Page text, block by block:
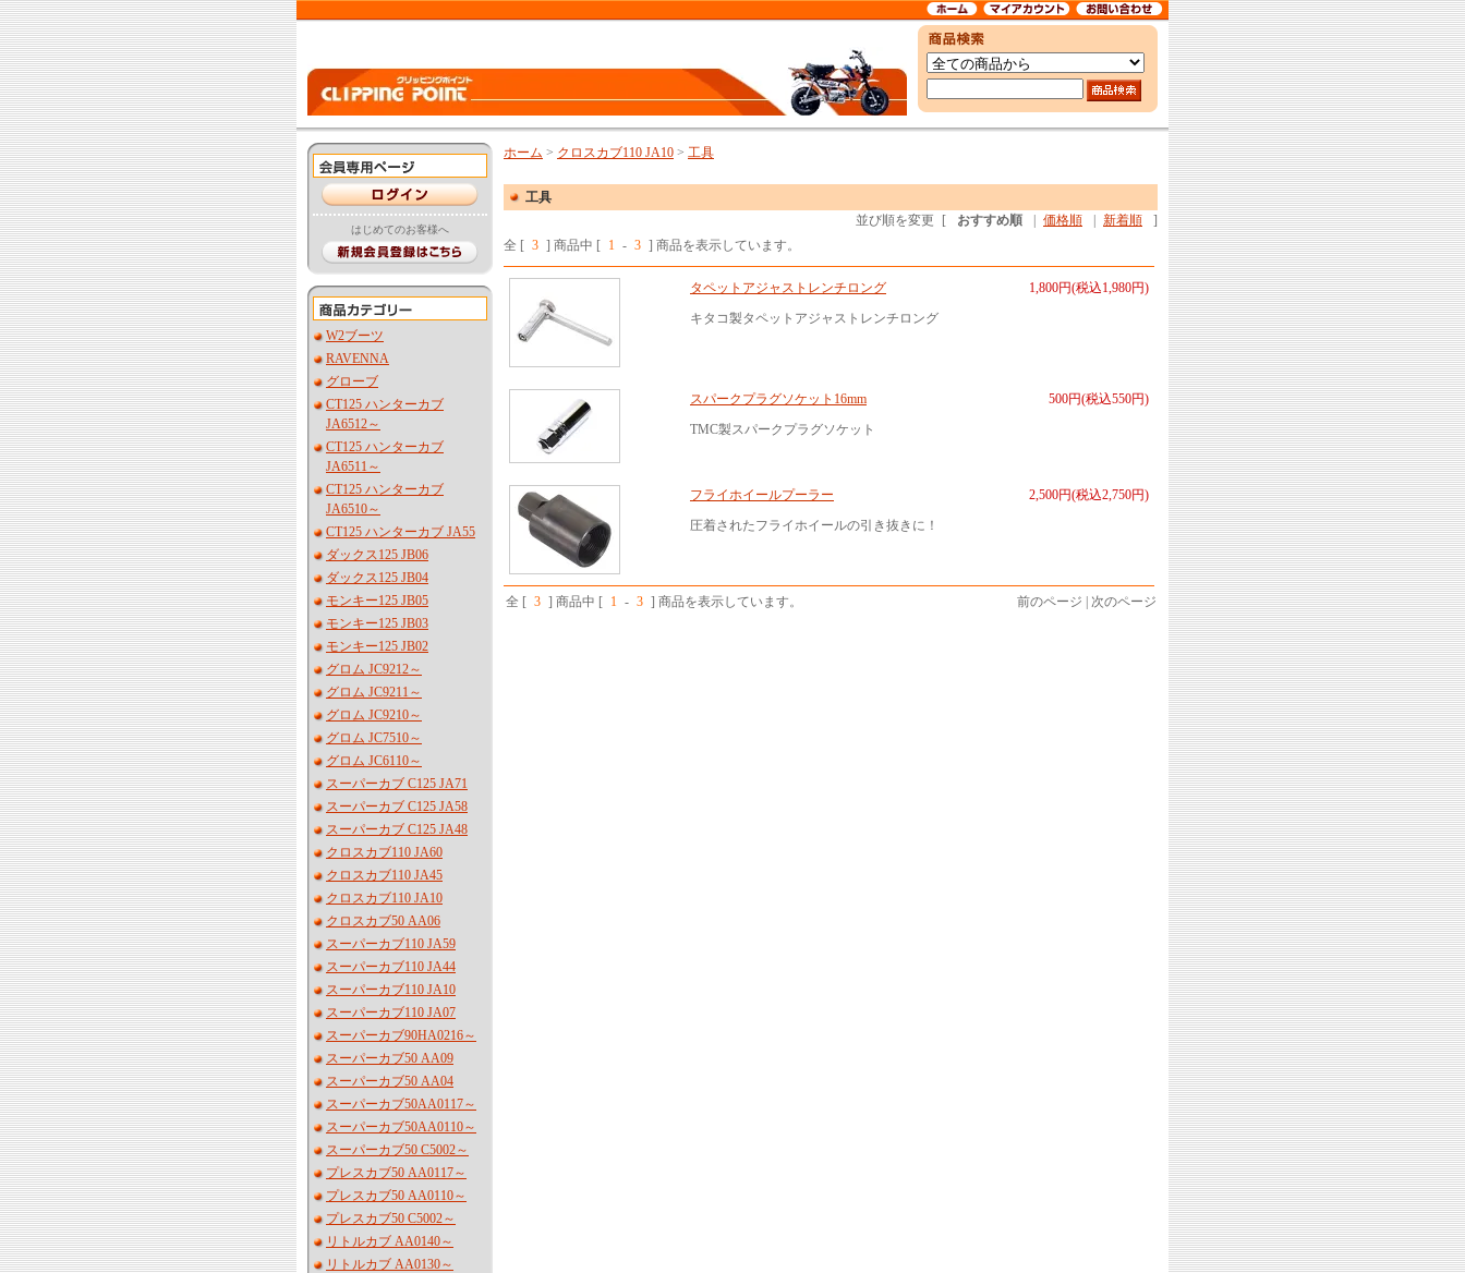
はじめてのお客様へ
W2ブーツ
RAVENNA
グローブ
CT125 ハンターカブ
JA6512～
CT125 ハンターカブ
JA6511～
CT125 ハンターカブ
JA6510～
CT125 ハンターカブ JA55
ダックス125 JB06
ダックス125 JB04
モンキー125 JB05
モンキー125 JB03
モンキー125 JB02
グロム JC9212～
グロム JC9211～
グロム JC9210～
グロム JC7510～
グロム JC6110～
スーパーカブ C125 JA71
スーパーカブ C125 JA58
スーパーカブ C125 JA48
クロスカブ110 JA60
クロスカブ110 JA45
クロスカブ110 JA10
クロスカブ50 AA06
スーパーカブ110 JA59
スーパーカブ110 JA44
スーパーカブ110 JA10
スーパーカブ110 JA07
スーパーカブ90HA0216～
スーパーカブ50 AA09
スーパーカブ50 AA04
スーパーカブ50AA0117～
スーパーカブ50AA0110～
スーパーカブ50 C5002～
プレスカブ50 AA0117～
プレスカブ50 AA0110～
プレスカブ50 C5002～
リトルカブ AA0140～
リトルカブ AA0130～
ホーム > クロスカブ110 JA10 > 工具
工具
並び順を変更
[ おすすめ順 価格順 新着順
]
全 [ 3 ] 商品中 [ 1 - 3 ] 商品を表示しています。
1,800円(税込1,980円)
タペットアジャストレンチロング
キタコ製タペットアジャストレンチロング
500円(税込550円)
スパークプラグソケット16mm
TMC製スパークプラグソケット
2,500円(税込2,750円)
フライホイールプーラー
圧着されたフライホイールの引き抜きに！
全 [ 3 ] 商品中 [ 1 - 3 ] 商品を表示しています。 前のページ | 次のページ